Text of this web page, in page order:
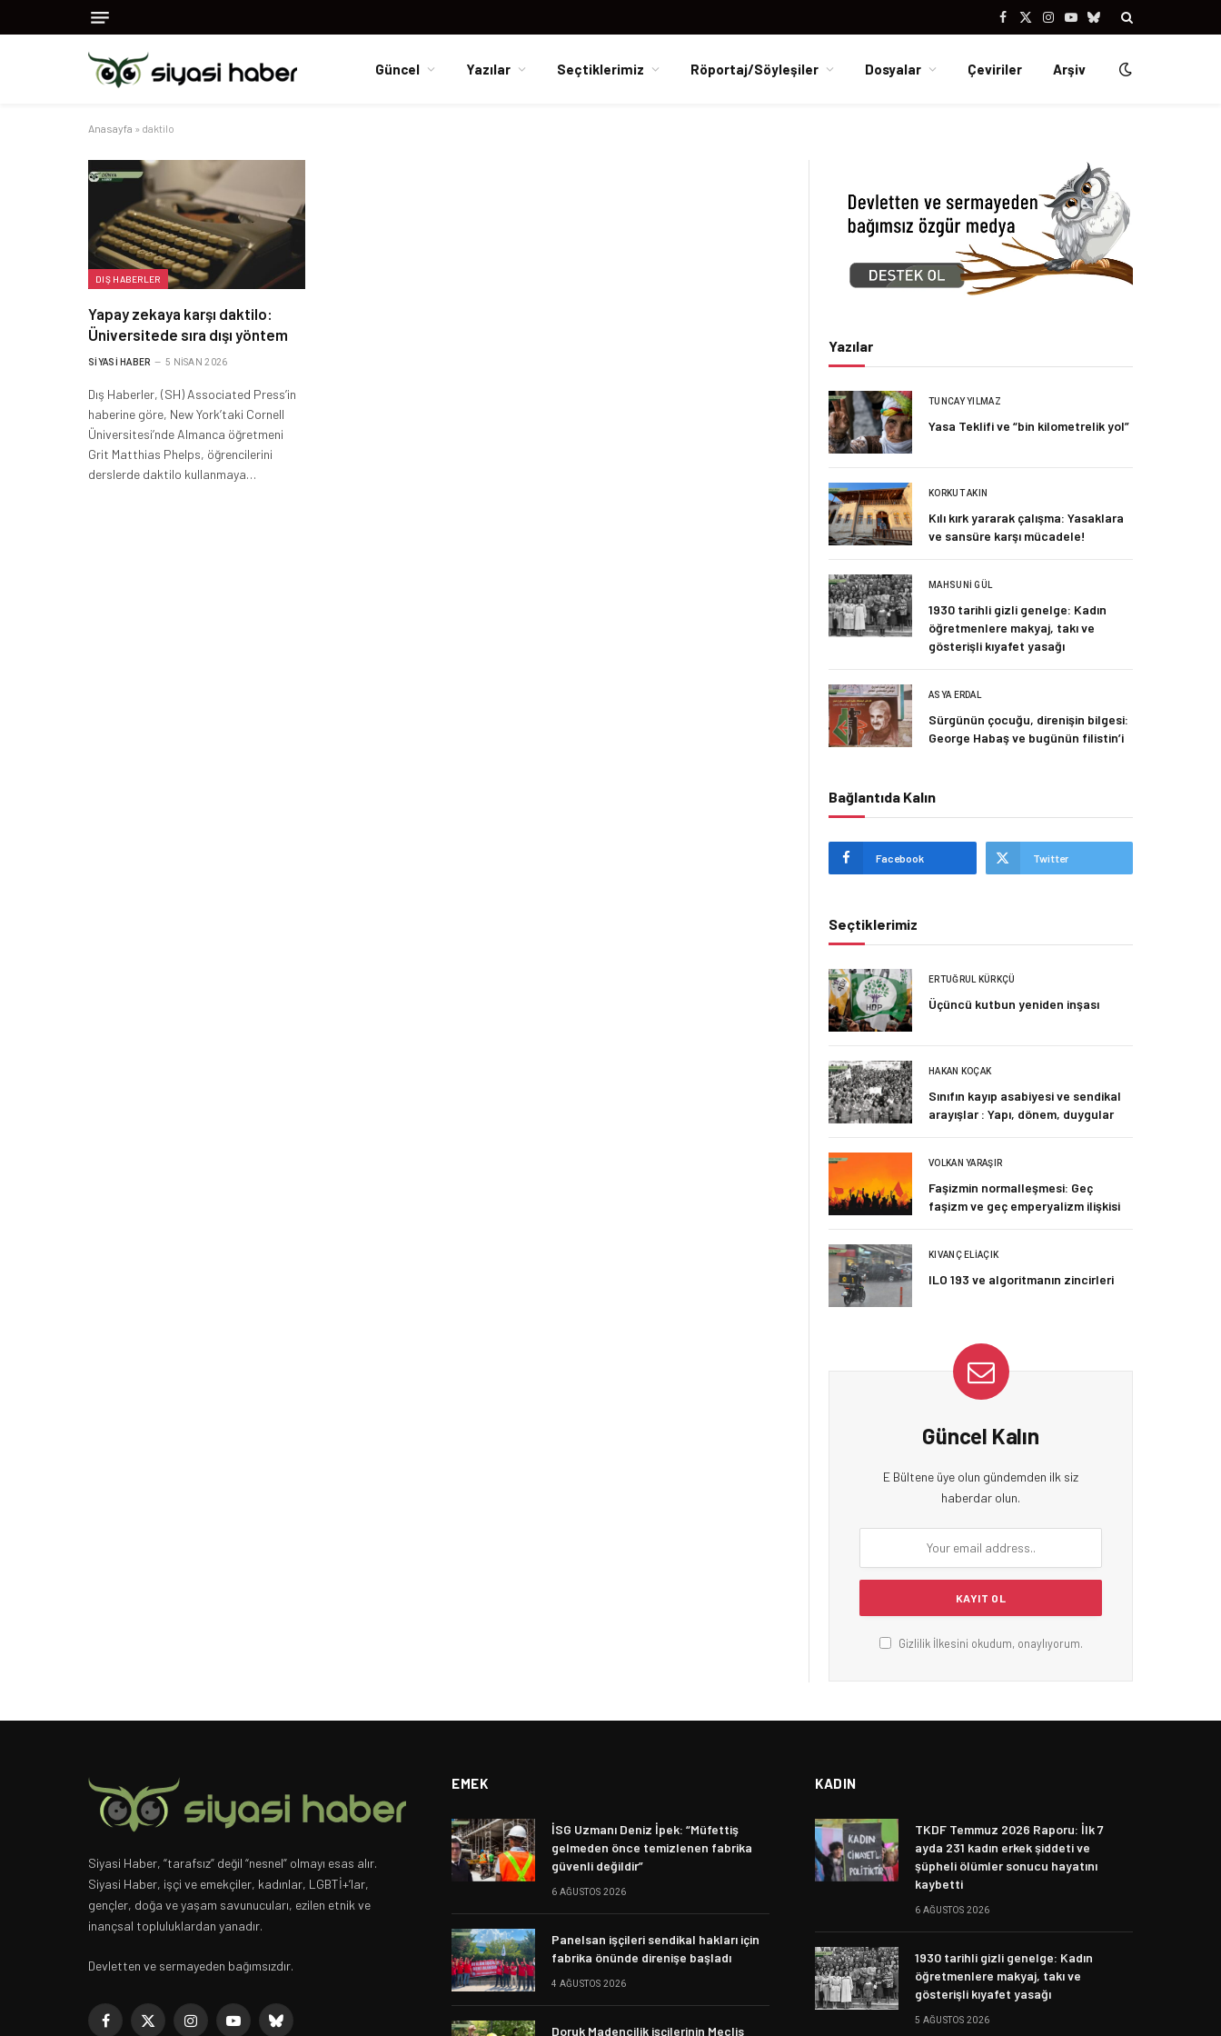
Facebook
X
Instagram
YouTubeBluesky
Güncel Yazılar Seçtiklerimiz Röportaj/Söyleşiler Dosyalar Çeviriler Arşiv
Anasayfa » daktilo
DIŞ HABERLER
Yapay zekaya karşı daktilo:
Üniversitede sıra dışı yöntem
SIYASI HABER 5 NISAN 2026
Dış Haberler, (SH) Associated Press’in
haberine göre, New York’taki Cornell
Üniversitesi’nde Almanca öğretmeni
Grit Matthias Phelps, öğrencilerini
derslerde daktilo kullanmaya…
Yazılar
TUNCAY YILMAZ
Yasa Teklifi ve “bin kilometrelik yol”
KORKUT AKIN
Kılı kırk yararak çalışma: Yasaklara
ve sansüre karşı mücadele!
MAHSUNI GÜL
1930 tarihli gizli genelge: Kadın
öğretmenlere makyaj, takı ve
gösterişli kıyafet yasağı
ASYA ERDAL
Sürgünün çocuğu, direnişin bilgesi:
George Habaş ve bugünün filistin’i
Bağlantıda Kalın
Facebook Twitter
Seçtiklerimiz
ERTUĞRUL KÜRKÇÜ
Üçüncü kutbun yeniden inşası
HAKAN KOÇAK
Sınıfın kayıp asabiyesi ve sendikal
arayışlar : Yapı, dönem, duygular
VOLKAN YARAŞIR
Faşizmin normalleşmesi: Geç
faşizm ve geç emperyalizm ilişkisi
KIVANÇ ELIAÇIK
ILO 193 ve algoritmanın zincirleri
Güncel Kalın
E Bültene üye olun gündemden ilk siz
haberdar olun.
Gizlilik İlkesini okudum, onaylıyorum.
Siyasi Haber, “tarafsız” değil “nesnel” olmayı esas alır.
Siyasi Haber, işçi ve emekçiler, kadınlar, LGBTİ+’lar,
gençler, doğa ve yaşam savunucuları, ezilen etnik ve
inançsal topluluklardan yanadır.
Devletten ve sermayeden bağımsızdır.
Facebook
X InstagramYouTubeBluesky
EMEK
İSG Uzmanı Deniz İpek: “Müfettiş
gelmeden önce temizlenen fabrika
güvenli değildir”
6 AĞUSTOS 2026
Panelsan işçileri sendikal hakları için
fabrika önünde direnişe başladı
4 AĞUSTOS 2026
Doruk Madencilik işçilerinin Meclis
KADIN
TKDF Temmuz 2026 Raporu: İlk 7
ayda 231 kadın erkek şiddeti ve
şüpheli ölümler sonucu hayatını
kaybetti
6 AĞUSTOS 2026
1930 tarihli gizli genelge: Kadın
öğretmenlere makyaj, takı ve
gösterişli kıyafet yasağı
5 AĞUSTOS 2026